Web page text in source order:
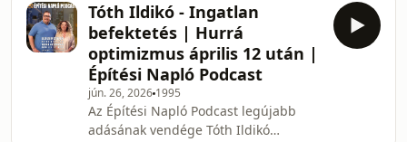
Napló Podcast vendége dr. Kertész
Norbert, bőrgyógyász rezidens, akivel
a hőség, a fényvédelem és a
légkondicionálással kapcsolatos
legfontosabb tudnivalókról
beszélgettünk.💬 Neked mi a bevált
praktikád a nagy meleg ellen? Írd
Tóth Ildikó - Ingatlan
befektetés | Hurrá
optimizmus április 12 után |
Építési Napló Podcast
jún. 26, 2026 1995
Az Építési Napló Podcast legújabb
adásának vendége Tóth Ildikó